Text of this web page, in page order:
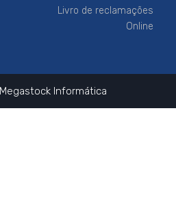
Livro de reclamações
Online
Megastock Informática